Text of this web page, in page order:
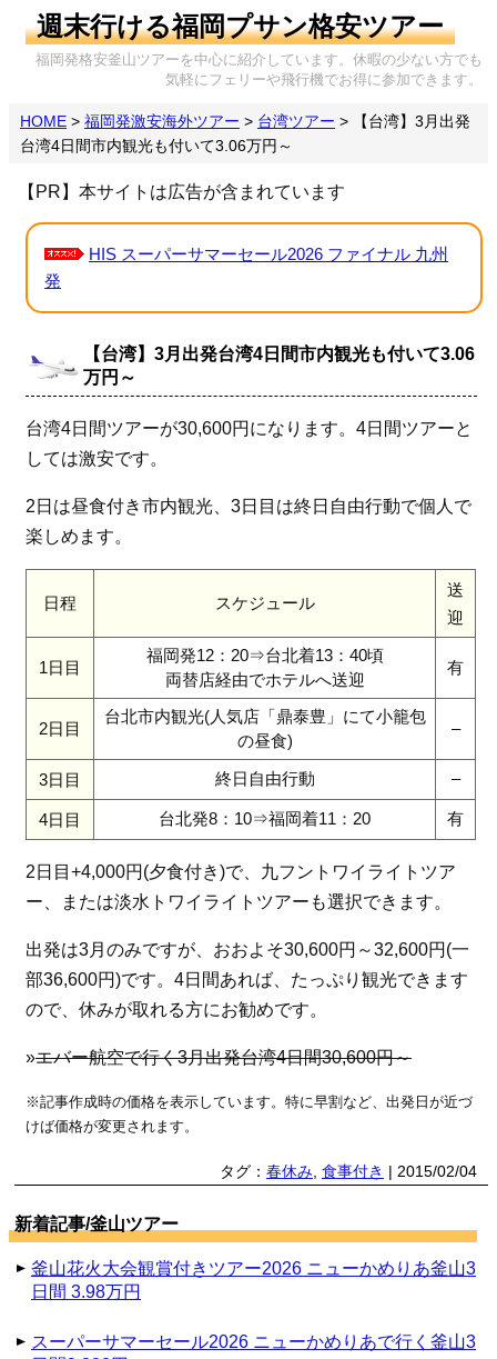
週末行ける福岡プサン格安ツアー
福岡発格安釜山ツアーを中心に紹介しています。休暇の少ない方でも
気軽にフェリーや飛行機でお得に参加できます。
HOME > 福岡発激安海外ツアー > 台湾ツアー >
【台湾】3月出発
台湾4日間市内観光も付いて3.06万円～
【PR】本サイトは広告が含まれています
HIS スーパーサマーセール2026 ファイナル 九州
発
【台湾】3月出発台湾4日間市内観光も付いて3.06
万円～
台湾4日間ツアーが30,600円になります。4日間ツアーと
しては激安です。
2日は昼食付き市内観光、3日目は終日自由行動で個人で
楽しめます。
日程 スケジュール
送
迎
1日目
福岡発12：20⇒台北着13：40頃
両替店経由でホテルへ送迎
有
2日目
台北市内観光(人気店「鼎泰豊」にて小籠包
の昼食)
–
3日目 終日自由行動 –
4日目 台北発8：10⇒福岡着11：20 有
2日目+4,000円(夕食付き)で、九フントワイライトツア
ー、または淡水トワイライトツアーも選択できます。
出発は3月のみですが、おおよそ30,600円～32,600円(一
部36,600円)です。4日間あれば、たっぷり観光できます
ので、休みが取れる方にお勧めです。
»エバー航空で行く3月出発台湾4日間30,600円～
※記事作成時の価格を表示しています。特に早割など、出発日が近づ
けば価格が変更されます。
タグ： 春休み 食事付き | 2015/02/04
新着記事/釜山ツアー
釜山花火大会観賞付きツアー2026 ニューかめりあ釜山3
日間 3.98万円
スーパーサマーセール2026 ニューかめりあで行く釜山3